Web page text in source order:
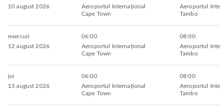
10 august 2026
Aeroportul Internațional
Cape Town
Aeroportul
Tambo
miercuri
12 august 2026
06:00
Aeroportul Internațional
Cape Town
08:00
Aeroportul
Tambo
joi
13 august 2026
06:00
Aeroportul Internațional
Cape Town
08:00
Aeroportul
Tambo